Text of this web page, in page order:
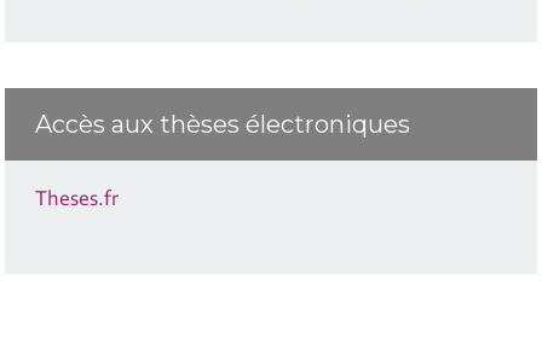
Accès aux thèses électroniques
Theses.fr